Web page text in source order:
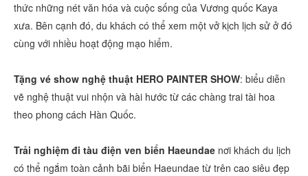
thức những nét văn hóa và cuộc sống của Vương quốc Kaya
xưa. Bên cạnh đó, du khách có thể xem một vở kịch lịch sử ở đó
cùng với nhiều hoạt động mạo hiểm.
Tặng vé show nghệ thuật HERO PAINTER SHOW: biểu diễn
vẽ nghệ thuật vui nhộn và hài hước từ các chàng trai tài hoa
theo phong cách Hàn Quốc.
Trải nghiệm đi tàu điện ven biển Haeundae nơi khách du lịch
có thể ngắm toàn cảnh bãi biển Haeundae từ trên cao siêu đẹp